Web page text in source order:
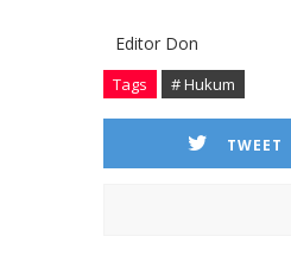
Editor Don
Tags # Hukum
TWEET